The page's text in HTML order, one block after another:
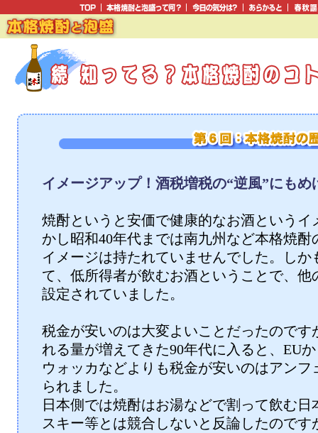
イメージアップ！酒税増税の“逆風”にもめ
焼酎というと安価で健康的なお酒という
かし昭和40年代までは南九州など本格焼
イメージは持たれていませんでした。し
て、低所得者が飲むお酒ということで、
設定されていました。
税金が安いのは大変よいことだったので
れる量が増えてきた90年代に入ると、EU
ウォッカなどよりも税金が安いのはアン
られました。
日本側では焼酎はお湯などで割って飲む
スキー等とは競合しないと反論したので